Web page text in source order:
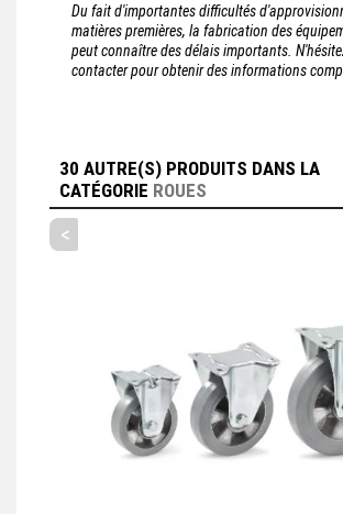
Du fait d'importantes difficultés
matières premières, la fabrication des
peut connaître des délais importants.
contacter pour obtenir des informations
30 AUTRE(S) PRODUITS DANS LA
CATÉGORIE ROUES
<